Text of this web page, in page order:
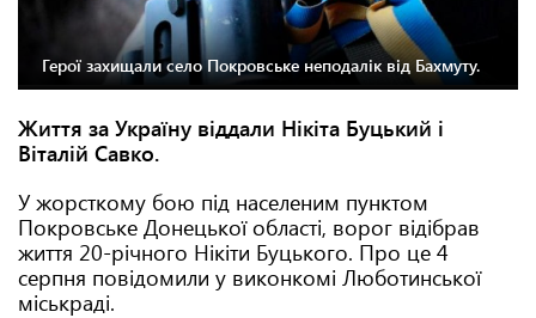
Герої захищали село Покровське неподалік від Бахмуту.
Життя за Україну віддали Нікіта Буцький і
Віталій Савко.
У жорсткому бою під населеним пунктом
Покровське Донецької області, ворог відібрав
життя 20-річного Нікіти Буцького. Про це 4
серпня повідомили у виконкомі Люботинської
міськраді.